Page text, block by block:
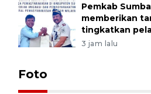
Pemkab
memberikan
tingkatkan
3 jam lalu
Foto